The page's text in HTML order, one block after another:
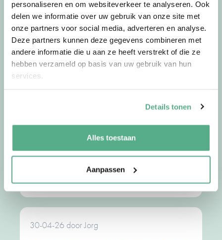
personaliseren en om websiteverkeer te analyseren. Ook
delen we informatie over uw gebruik van onze site met
onze partners voor social media, adverteren en analyse.
Deze partners kunnen deze gegevens combineren met
andere informatie die u aan ze heeft verstrekt of die ze
hebben verzameld op basis van uw gebruik van hun
services.
Details tonen
Alles toestaan
Aanpassen
Uitgelichte artikelen
Bekijk meer artikelen
02-07-26
anders over geld denken
De zomer verandert meer dan alleen je agenda.
Het dagelijkse ritme valt weg, de structuur …
Lees meer
30-04-26 doorJorg